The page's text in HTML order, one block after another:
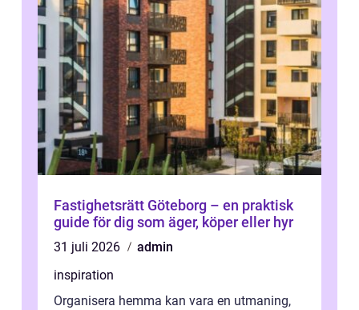
Fastighetsrätt Göteborg – en praktisk
guide för dig som äger, köper eller hyr
31 juli 2026
admin
inspiration
Organisera hemma kan vara en utmaning,